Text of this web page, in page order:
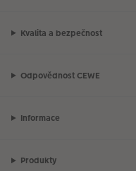
Kvalita a bezpečnost
Odpovědnost CEWE
Informace
Produkty